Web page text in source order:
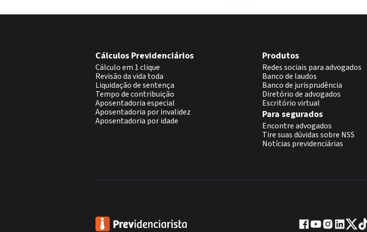
Cálculos Previdenciários
Cálculo em 1 clique
Revisão da vida toda
Liquidação de sentença
Tempo de contribuição
Aposentadoria especial
Aposentadoria por invalidez
Aposentadoria por idade
Produtos
Redes sociais para advogados
Banco de laudos
Banco de jurisprudência
Diretório de advogados
Escritório virtual
Para segurados
Encontre advogados
Tire suas dúvidas sobre NSS
Notícias previdenciárias